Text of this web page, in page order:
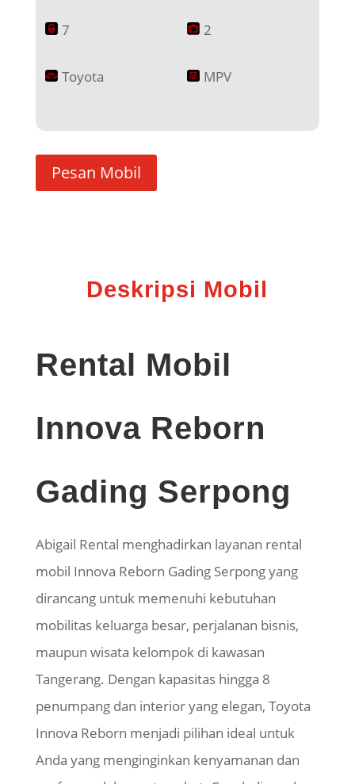
7 2
Toyota MPV
Pesan Mobil
Deskripsi Mobil
Rental Mobil
Innova Reborn
Gading Serpong
Abigail Rental menghadirkan layanan rental
mobil Innova Reborn Gading Serpong yang
dirancang untuk memenuhi kebutuhan
mobilitas keluarga besar, perjalanan bisnis,
maupun wisata kelompok di kawasan
Tangerang. Dengan kapasitas hingga 8
penumpang dan interior yang elegan, Toyota
Innova Reborn menjadi pilihan ideal untuk
Anda yang menginginkan kenyamanan dan